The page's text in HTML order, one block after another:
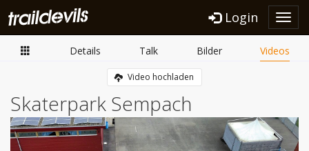
Login
Details Talk Bilder Videos
Video hochladen
Skaterpark Sempach